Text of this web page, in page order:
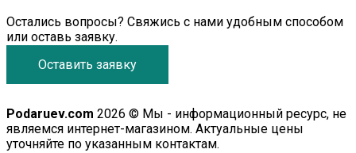
Остались вопросы? Свяжись с нами удобным способом
или оставь заявку.
Оставить заявку
Podaruev.com 2026 © Мы - информационный ресурс, не
являемся интернет-магазином. Актуальные цены
уточняйте по указанным контактам.